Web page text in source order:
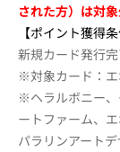
された方）は対象
【ポイント獲得条
新規カード発行
※対象カード：エ
※ヘラルボニー
ートファーム、エ
パラリンアート